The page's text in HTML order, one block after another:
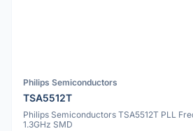
Philips Semiconductors
TSA5512T
Philips Semiconductors TSA5512T PLL
1.3GHz SMD